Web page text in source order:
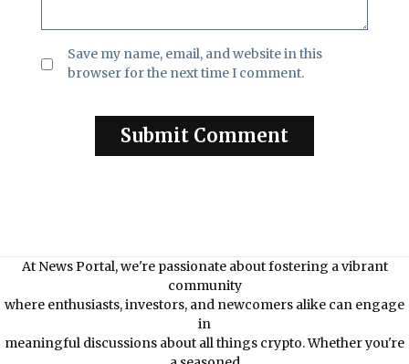
Save my name, email, and website in this
browser for the next time I comment.
At News Portal, we're passionate about fostering a vibrant
community
where enthusiasts, investors, and newcomers alike can engage
in
meaningful discussions about all things crypto. Whether you're